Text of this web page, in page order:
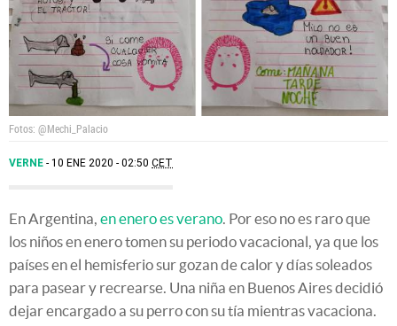
Fotos: @Mechi_Palacio
VERNE 10 ENE 2020 - 02:50 CET
En Argentina, en enero es verano. Por eso no es raro que
los niños en enero tomen su periodo vacacional, ya que los
países en el hemisferio sur gozan de calor y días soleados
para pasear y recrearse. Una niña en Buenos Aires decidió
dejar encargado a su perro con su tía mientras vacaciona.